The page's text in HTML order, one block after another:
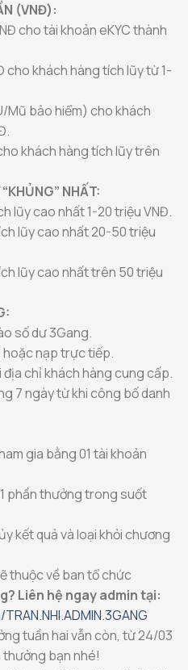
(VNĐ):
cho tài khoản eKYC thành
cho khách hàng tích lũy từ 1-
Mũ bảo hiểm) cho khách
khách hàng tích lũy trên
NHẤT:
lũy cao nhất 1-20 triệu VNĐ.
lũy cao nhất 20-50 triệu
lũy cao nhất trên 50 triệu
số dư 3Gang.
hoặc nạp trực tiếp.
chỉ khách hàng cung cấp.
7 ngày từ khi công bố danh
gia bằng 01 tài khoản
phần thưởng trong suốt
kết quả và loại khỏi chương
thuộc về ban tổ chức
Liên hệ ngay admin tại:
tuần hai vẫn còn, từ 24/03
thưởng bạn nhé!